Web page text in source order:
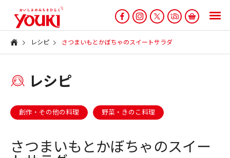
レシピ さつまいもとかぼちゃのスイートサラダ
レシピ
創作・その他の料理 野菜・きのこ料理
さつまいもとかぼちゃのスイー